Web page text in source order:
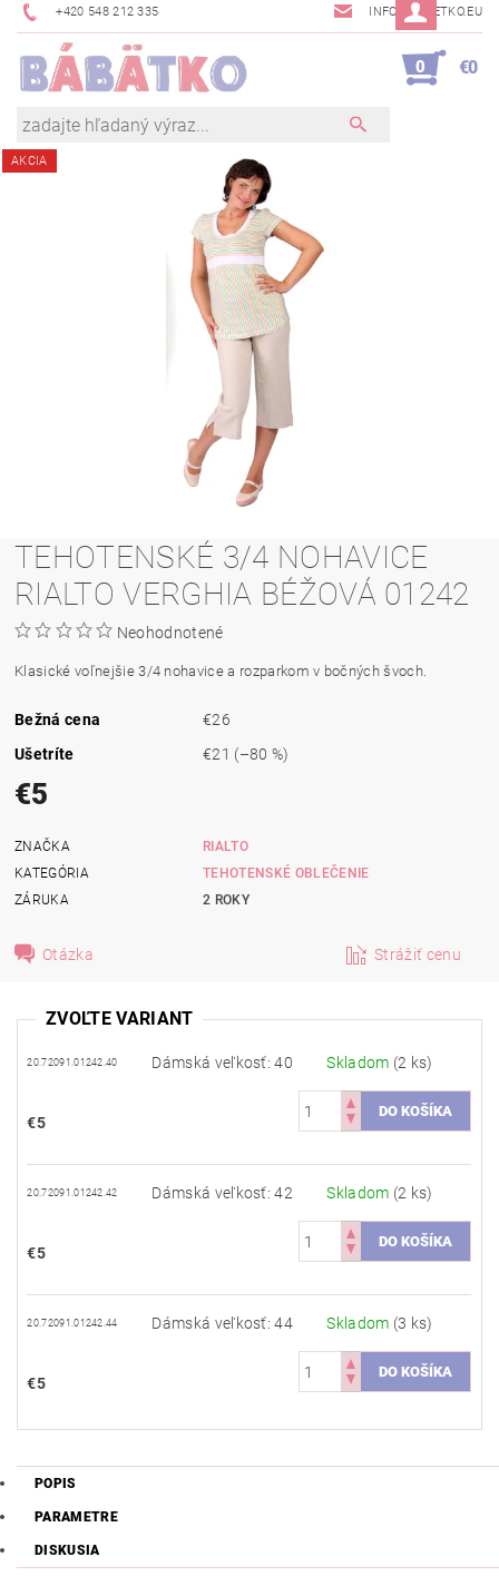
+420 548 212 335 INFO@BABETKO.EU
0 €0
AKCIA
TEHOTENSKÉ 3/4 NOHAVICE
RIALTO VERGHIA BÉŽOVÁ 01242
Neohodnotené
Klasické voľnejšie 3/4 nohavice a rozparkom v bočných švoch.
Bežná cena
€26
Ušetríte
€21 (–80 %)
€5
ZNAČKA
RIALTO
KATEGÓRIA
TEHOTENSKÉ OBLEČENIE
ZÁRUKA
2 ROKY
Otázka Strážiť cenu
ZVOĽTE VARIANT
20.72091.01242.40 Dámská veľkosť: 40 Skladom (2 ks)
€5
20.72091.01242.42 Dámská veľkosť: 42 Skladom (2 ks)
€5
20.72091.01242.44 Dámská veľkosť: 44 Skladom (3 ks)
€5
POPIS
PARAMETRE
DISKUSIA